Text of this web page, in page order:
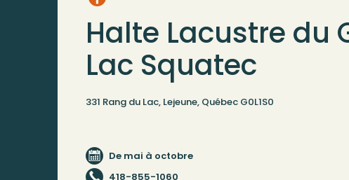
Halte Lacustre du
Lac Squatec
331 Rang du Lac, Lejeune, Québec G0L1S0
De mai à octobre
418-855-1060